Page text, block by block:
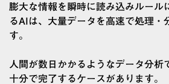
膨大な情報を瞬時に読み込みルール
るAIは、大量データを高速で処理・
す。
人間が数日かかるようなデータ分析
十分で完了するケースがあります。